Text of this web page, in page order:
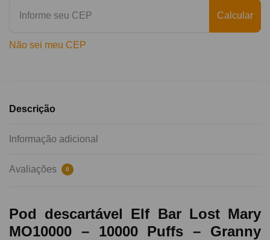
Calcular
Não sei meu CEP
Descrição
Informação adicional
Avaliações 0
Pod descartável Elf Bar Lost Mary
MO10000 – 10000 Puffs – Granny